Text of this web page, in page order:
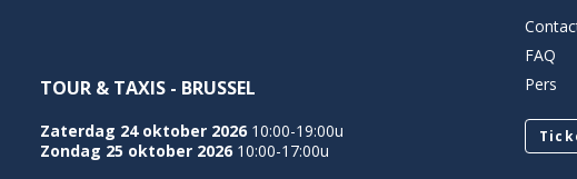
TOUR & TAXIS - BRUSSEL
Zaterdag 24 oktober 2026 10:00-19:00u
Zondag 25 oktober 2026 10:00-17:00u
FAQ
Pers